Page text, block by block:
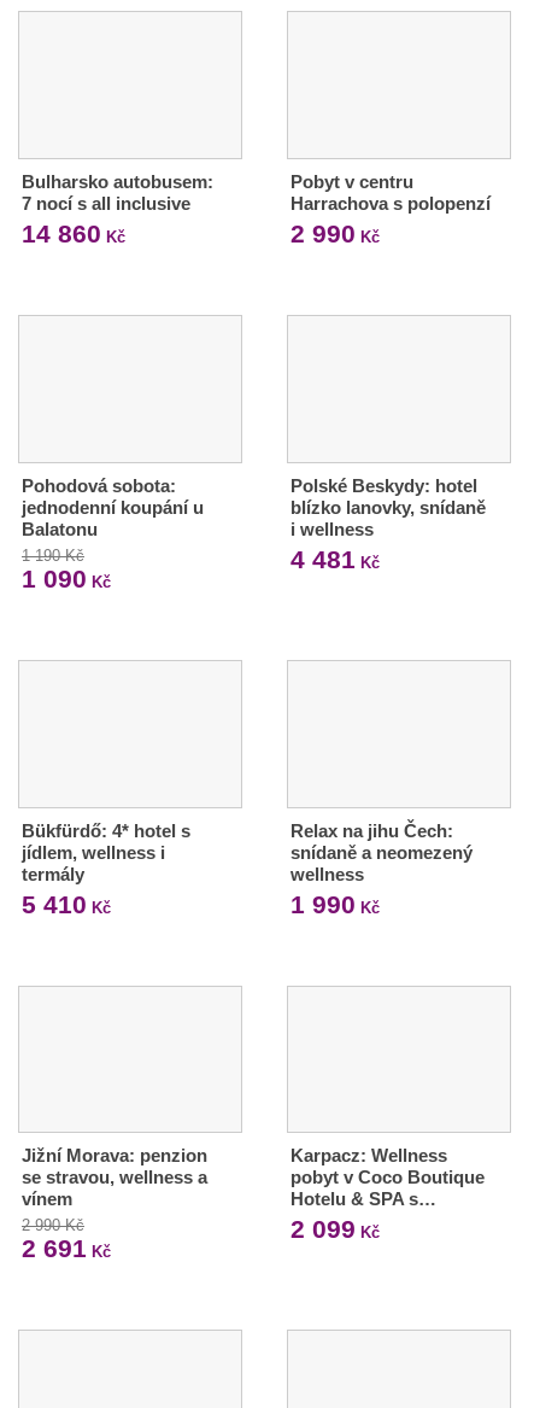
Bulharsko autobusem:
7 nocí s all inclusive
14 860 Kč
Pobyt v centru
Harrachova s polopenzí
2 990 Kč
Pohodová sobota:
jednodenní koupání u
Balatonu
1 190 Kč
1 090 Kč
Polské Beskydy: hotel
blízko lanovky, snídaně
i wellness
4 481 Kč
Bükfürdő: 4* hotel s
jídlem, wellness i
termály
5 410 Kč
Relax na jihu Čech:
snídaně a neomezený
wellness
1 990 Kč
Jižní Morava: penzion
se stravou, wellness a
vínem
2 990 Kč
2 691 Kč
Karpacz: Wellness
pobyt v Coco Boutique
Hotelu & SPA s…
2 099 Kč